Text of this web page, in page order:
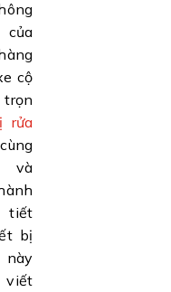
cộ
rửa
và
tiết
bị